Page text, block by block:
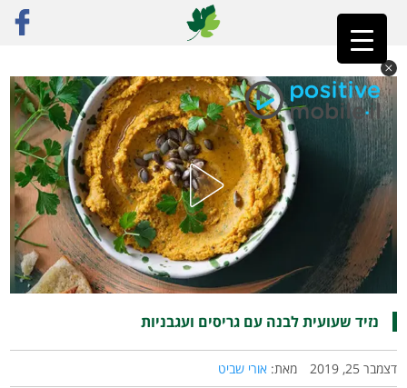
ראשי»פוסט נבחר נזיד שעועית לבנה עם גריסים ועגבניות
נזיד שעועית לבנה עם גריסים ועגבניות
דצמבר 25, 2019 מאת: אורי שביט